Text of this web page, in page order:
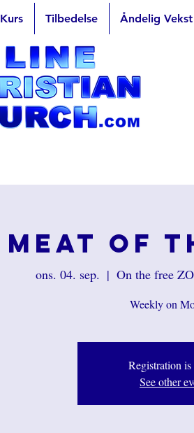
Kurs Tilbedelse Åndelig Vekst
Meat of
ons. 04. sep.
  |
On the free
Weekly on
Registration is
See other